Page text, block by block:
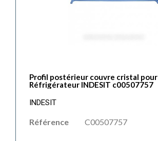
Profil postérieur couvre cristal pour
Réfrigérateur INDESIT c00507757
INDESIT
Référence C00507757